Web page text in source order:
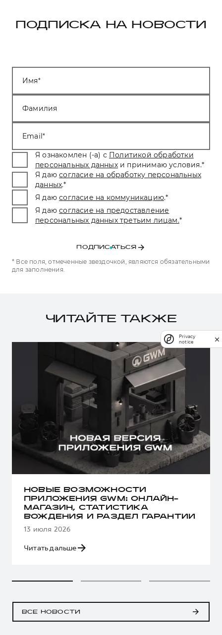
ПОДПИСКА НА НОВОСТИ
Имя
Фамилия
Email
Я ознакомлен (-а) с Политикой обработки
персональных данных и принимаю условия.*
Я даю согласие на обработку персональных
данных.*
Я даю согласие на коммуникацию.*
Я даю согласие на предоставление
персональных данных третьим лицам.*
ПОДПИСАТЬСЯ
* Все поля, отмеченные звездочкой, являются обязательными
для заполнения.
ЧИТАЙТЕ ТАКЖЕ
НОВЫЕ ВОЗМОЖНОСТИ
ПРИЛОЖЕНИЯ GWM: ОНЛАЙН-
МАГАЗИН, СТАТИСТИКА
ВОЖДЕНИЯ И РАЗДЕЛ ГАРАНТИИ
13 июля 2026
Читать дальше
ВСЕ НОВОСТИ
Privacy
notice